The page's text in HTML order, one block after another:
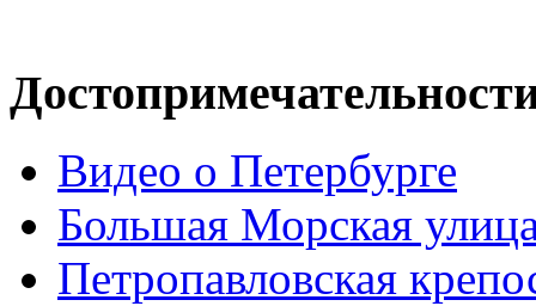
Видео о Петербурге
Большая Морская
Петропавловская